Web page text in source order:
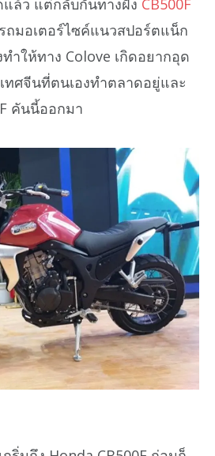
แล้ว แต่กลับกันทางฝั่ง CB500F
ถมอเตอร์ไซค์แนวสปอร์ตแน็ก
ำให้ทาง Colove เกิดอยากอุด
ทศจีนที่ตนเองทำตลาดอยู่และ
คันนี้ออกมา